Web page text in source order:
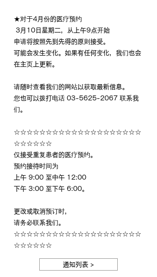
★对于4月份的医疗预约
3月10日星期二，从上午9点开始
申请将按照先到先得的原则接受。
可能会发生变化。如果有任何变化，我们也会
在主页上更新。
请随时查看我们的网站以获取最新信息。
您也可以拨打电话 03-5625-2067 联系我
们。
☆☆☆☆☆☆☆☆☆☆☆☆☆☆☆☆☆☆☆☆
☆☆☆☆☆☆
仅接受重复患者的医疗预约。
预约接待时间为
上午 9:00 至中午 12:00
下午 3:00 至下午 6:00。
更改或取消预订时，
请务必联系我们。
☆☆☆☆☆☆☆☆☆☆☆☆☆☆☆☆☆☆☆☆
☆☆☆☆☆☆
通知列表 >